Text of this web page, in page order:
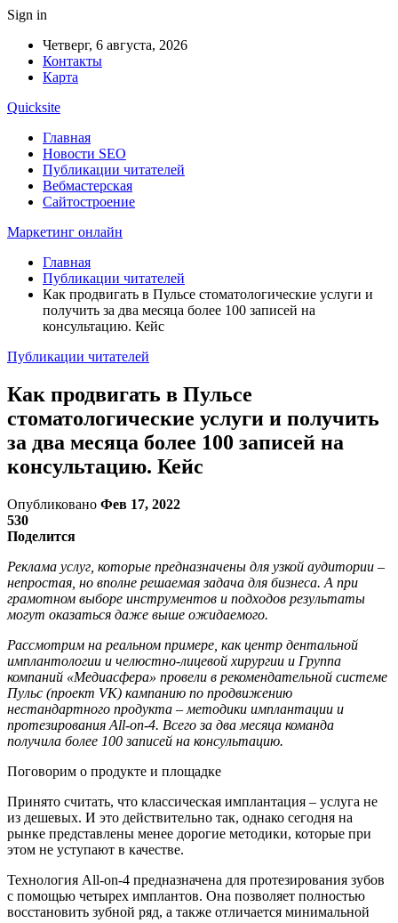
Sign in
Четверг, 6 августа, 2026
Контакты
Карта
Quicksite
Главная
Новости SEO
Публикации читателей
Вебмастерская
Сайтостроение
Маркетинг онлайн
Главная
Публикации читателей
Как продвигать в Пульсе стоматологические услуги и
получить за два месяца более 100 записей на
консультацию. Кейс
Публикации читателей
Как продвигать в Пульсе
стоматологические услуги и получить
за два месяца более 100 записей на
консультацию. Кейс
Опубликовано Фев 17, 2022
530
Поделится
Реклама услуг, которые предназначены для узкой аудитории –
непростая, но вполне решаемая задача для бизнеса. А при
грамотном выборе инструментов и подходов результаты
могут оказаться даже выше ожидаемого.
Рассмотрим на реальном примере, как центр дентальной
имплантологии и челюстно-лицевой хирургии и Группа
компаний «Медиасфера» провели в рекомендательной системе
Пульс (проект VK) кампанию по продвижению
нестандартного продукта – методики имплантации и
протезирования All-on-4. Всего за два месяца команда
получила более 100 записей на консультацию.
Поговорим о продукте и площадке
Принято считать, что классическая имплантация – услуга не
из дешевых. И это действительно так, однако сегодня на
рынке представлены менее дорогие методики, которые при
этом не уступают в качестве.
Технология All-on-4 предназначена для протезирования зубов
с помощью четырех имплантов. Она позволяет полностью
восстановить зубной ряд, а также отличается минимальной